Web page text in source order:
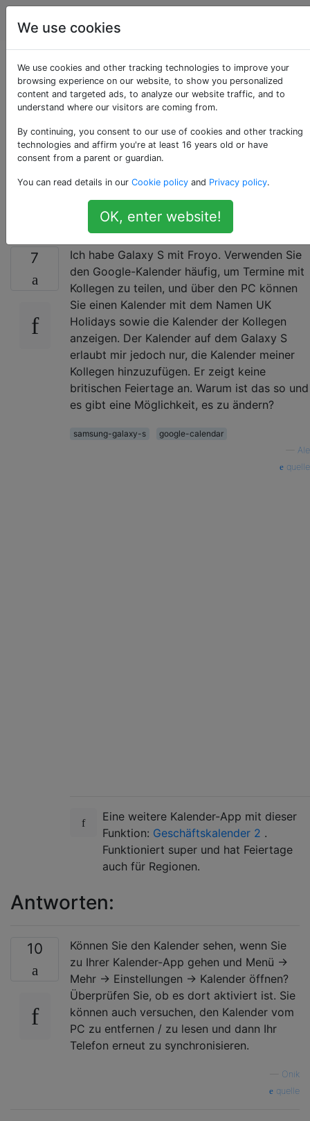
Android
Wie kann man
Feiertage über den
Google-Kalender auf
dem Samsung Galaxy
S anzeigen?
7
Ich habe Galaxy S mit Froyo. Verwenden Sie
den Google-Kalender häufig, um Termine mit
Kollegen zu teilen, und über den PC können
Sie einen Kalender mit dem Namen UK
Holidays sowie die Kalender der Kollegen
anzeigen. Der Kalender auf dem Galaxy S
erlaubt mir jedoch nur, die Kalender meiner
Kollegen hinzuzufügen. Er zeigt keine
britischen Feiertage an. Warum ist das so und
es gibt eine Möglichkeit, es zu ändern?
samsung-galaxy-s
google-calendar
Ale
quelle
Eine weitere Kalender-App mit dieser
Funktion: Geschäftskalender 2 .
Funktioniert super und hat Feiertage
auch für Regionen.
Antworten:
10
Können Sie den Kalender sehen, wenn Sie
zu Ihrer Kalender-App gehen und Menü ->
Mehr -> Einstellungen -> Kalender öffnen?
Überprüfen Sie, ob es dort aktiviert ist. Sie
können auch versuchen, den Kalender vom
PC zu entfernen / zu lesen und dann Ihr
Telefon erneut zu synchronisieren.
Onik
quelle
We use cookies
We use cookies and other tracking technologies to improve your
browsing experience on our website, to show you personalized
content and targeted ads, to analyze our website traffic, and to
understand where our visitors are coming from.
By continuing, you consent to our use of cookies and other tracking
technologies and affirm you're at least 16 years old or have
consent from a parent or guardian.
You can read details in our Cookie policy and Privacy policy.
OK, enter website!